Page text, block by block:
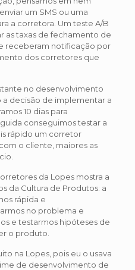
um SMS ou uma
a corretora. Um teste A/B
as taxas de fechamento de
receberam notificação por
dos corretores que
no desenvolvimento
decisão de implementar a
10 dias para
conseguimos testar a
rápido um corretor
o cliente, maiores as
da Lopes mostra a
da Cultura de Produtos: a
rápida e
no problema e
e testarmos hipóteses de
o produto.
na Lopes, pois eu o usava
de desenvolvimento de